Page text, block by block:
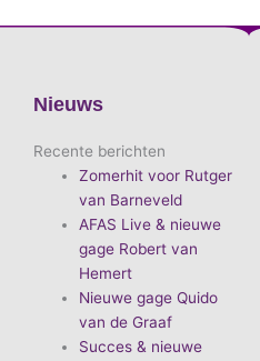
Nieuws
Recente berichten
Zomerhit voor Rutger
van Barneveld
AFAS Live & nieuwe
gage Robert van
Hemert
Nieuwe gage Quido
van de Graaf
Succes & nieuwe